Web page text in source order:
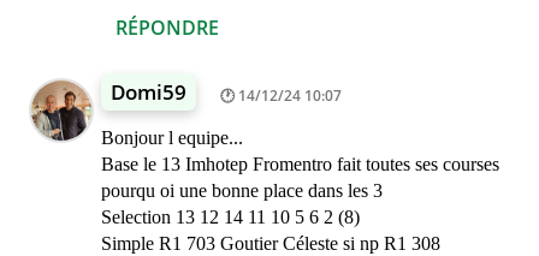
RÉPONDRE
Domi59 14/12/24 10:07
Bonjour l equipe...
Base le 13 Imhotep Fromentro fait toutes ses courses
pourqu oi une bonne place dans les 3
Selection 13 12 14 11 10 5 6 2 (8)
Simple R1 703 Goutier Céleste si np R1 308